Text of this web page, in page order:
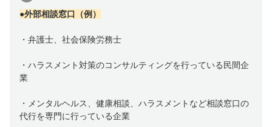
●外部相談窓口（例）
・弁護士、社会保険労務士
・ハラスメント対策のコンサルティングを行っている民間企
業
・メンタルヘルス、健康相談、ハラスメントなど相談窓口の
代行を専門に行っている企業